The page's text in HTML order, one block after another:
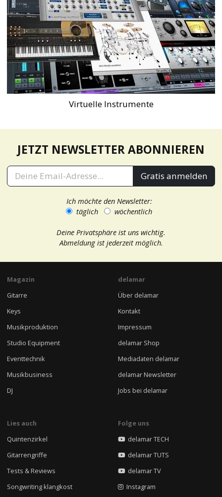
Virtuelle Instrumente
JETZT NEWSLETTER ABONNIEREN
Gratis anmelden
Ich möchte den Newsletter:
täglich
wöchentlich
Deine Privatsphäre ist uns wichtig.
Abmeldung ist jederzeit möglich.
Magazin
Gitarre
Keys
Musikproduktion
Studio Equipment
Eventtechnik
Musikbusiness
DJ
delamar
Über delamar
Kontakt
Impressum
delamar Shop
Mediadaten delamar
delamar Newsletter
Jobs bei delamar
Lies auch
Quintenzirkel
Gitarrengriffe
Tests & Reviews
Songwriting klangkost
Folge uns
delamar TECH
delamar TUTS
delamar TV
Instagram